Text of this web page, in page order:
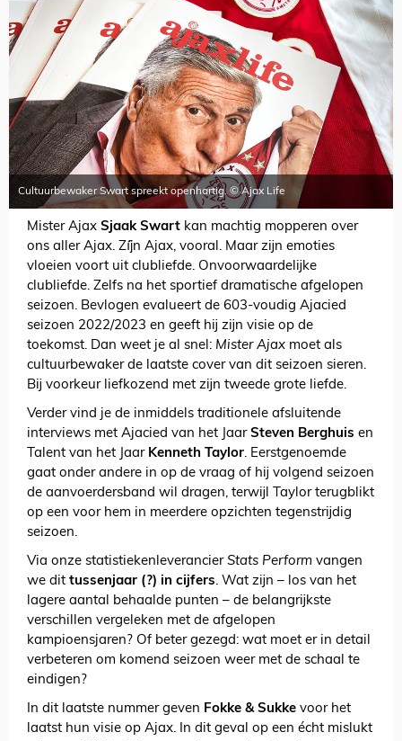
Cultuurbewaker Swart spreekt openhartig. © Ajax Life
Mister Ajax Sjaak Swart kan machtig mopperen over
ons aller Ajax. Zíj́n Ajax, vooral. Maar zijn emoties
vloeien voort uit clubliefde. Onvoorwaardelijke
clubliefde. Zelfs na het sportief dramatische afgelopen
seizoen. Bevlogen evalueert de 603-voudig Ajacied
seizoen 2022/2023 en geeft hij zijn visie op de
toekomst. Dan weet je al snel: Mister Ajax moet als
cultuurbewaker de laatste cover van dit seizoen sieren.
Bij voorkeur liefkozend met zijn tweede grote liefde.
Verder vind je de inmiddels traditionele afsluitende
interviews met Ajacied van het Jaar Steven Berghuis en
Talent van het Jaar Kenneth Taylor. Eerstgenoemde
gaat onder andere in op de vraag of hij volgend seizoen
de aanvoerdersband wil dragen, terwijl Taylor terugblikt
op een voor hem in meerdere opzichten tegenstrijdig
seizoen.
Via onze statistiekenleverancier Stats Perform vangen
we dit tussenjaar (?) in cijfers. Wat zijn – los van het
lagere aantal behaalde punten – de belangrijkste
verschillen vergeleken met de afgelopen
kampioensjaren? Of beter gezegd: wat moet er in detail
verbeteren om komend seizoen weer met de schaal te
eindigen?
In dit laatste nummer geven Fokke & Sukke voor het
laatst hun visie op Ajax. In dit geval op een écht mislukt